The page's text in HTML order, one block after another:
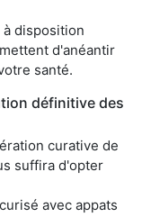
disposition
d'anéantir
santé.
définitive des
curative de
suffira d'opter
avec appats